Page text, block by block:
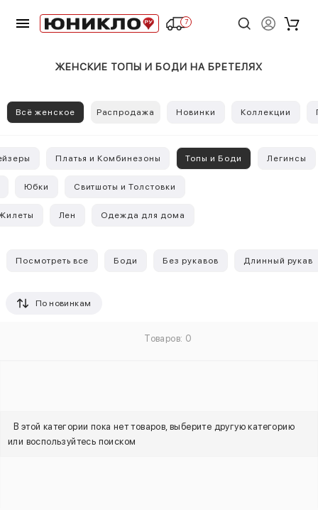
7
ЖЕНСКИЕ ТОПЫ И БОДИ НА БРЕТЕЛЯХ
Всё женское Распродажа Новинки Коллекции
Платья и Комбинезоны Топы и Боди Легинсы
Юбки Свитшоты и Толстовки
Лен Одежда для дома
Посмотреть все Боди Без рукавов Длинный рукав
По новинкам
Товаров: 0
В этой категории пока нет товаров, выберите другую категорию
или воспользуйтесь поиском